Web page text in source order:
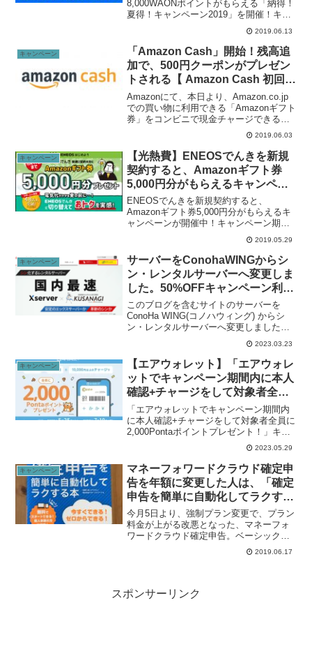
金プラン値下げを発表。
8,000WAONポイントがもらえる「納得！
夏得！キャンペーン2019」を開催！キャ
ンペーン期間は2019年6月14日（金）～
2019年9月2日（月）期間中、イオンモバ
イルへ電話番号そのままで乗換え（ＭＮ
Ｐ）で、...
2019.06.13
キャンペーン
「Amazon Cash」開始！残高追
加で、500円クーポンがプレゼン
トされる【 Amazon Cash 初回限
定キャンペーン】が開催中！
Amazonにて、本日より、Amazon.co.jp
での買い物に利用できる「Amazonギフト
券」をコンビニで現金チャージできる新
サービス「Amazon Cash」の提供が開始
されました。Amazon.co.jp: Amazon
Cash:...
2019.06.03
キャンペーン
【光熱費】ENEOSでんきを新規
契約すると、Amazonギフト券
5,000円分がもらえるキャンペー
ンが開催中！関東限定、〜6月17
日まで。
ENEOSでんきを新規契約すると、
Amazonギフト券5,000円分がもらえるキ
ャンペーンが開催中！キャンペーン期間
は2019年5月17日〜2019年6月17日まで。
期間中にキャンペーンサイト経由で、
ENEOSでんきのＶプランのお申し込み
→...
2019.05.29
キャンペーン
サーバーをConohaWINGからシ
ン・レンタルサーバーへ変更しま
した。50%OFFキャンペーン利用
して月385円。
このブログを含むサイトのサーバーを
ConoHa WING(コノハウィング) からシ
ン・レンタルサーバーへ変更しました。
ConoHa WING(コノハウィング)は、Wing
パックという12ヶ月一括料金で利用して
いたんだけど、ちょうど更新の時期...
2023.03.23
キャンペーン
【エアウォレット】「エアウォレ
ットでキャンペーン期間内に本人
確認+チャージをして対象者全員
に2,000Pontaポイントプレゼン
ト！」キャンペーンが実施中。〜
7月10日まで。
「エアウォレットでキャンペーン期間内
に本人確認+チャージをして対象者全員に
2,000Pontaポイントプレゼント！」キャ
ンペーンが実施中。キャンペーン期間は
2023年5月25日（木）〜2013年7月10日
（月）。【対象者全員2,000Pon...
2023.05.29
キャンペーン
マネーフォワードクラウド確定申
告を年額に変更した人は、「確定
申告を簡単に自動化してラクする
本」が無料でもらえます。
今月5日より、強制プラン変更で、プラン
料金が上がる改悪となった、マネーフォ
ワードクラウド確定申告。ベーシックプ
ランから変更となる、パーソナルライト
を契約している場合、年額払いに変更す
2019.06.17
スポンサーリンク